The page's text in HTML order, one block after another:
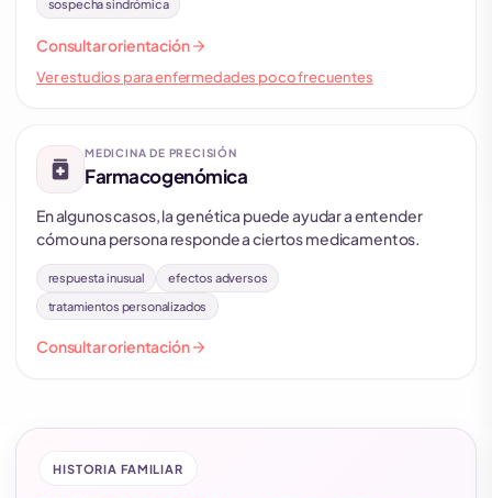
sospecha sindrómica
Consultar orientaciónarrow_forward
Ver estudios para enfermedades poco frecuentes
medication
MEDICINA DE PRECISIÓN
Farmacogenómica
En algunos casos, la genética puede ayudar a entender
cómo una persona responde a ciertos medicamentos.
respuesta inusual
efectos adversos
tratamientos personalizados
Consultar orientaciónarrow_forward
HISTORIA FAMILIAR